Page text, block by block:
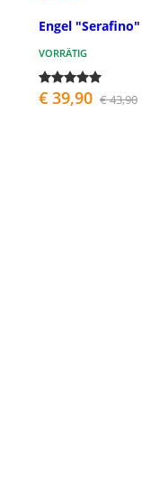
Engel
VORRÄTIG
€ 39,90 € 43,90